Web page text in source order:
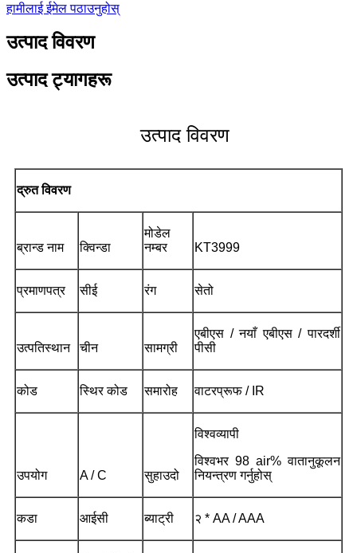
हामीलाई ईमेल पठाउनुहोस्
उत्पाद विवरण
उत्पाद ट्यागहरू
उत्पाद विवरण
द्रुत विवरण
ब्रान्ड नाम क्विन्डा
मोडेल
नम्बर
KT3999
प्रमाणपत्र सीई रंग सेतो
उत्पतिस्थान चीन सामग्री
एबीएस / नयाँ एबीएस / पारदर्शी
पीसी
कोड स्थिर कोड समारोह वाटरप्रूफ / IR
उपयोग A / C सुहाउदो
विश्वव्यापी
विश्वभर 98 air% वातानुकूलन
नियन्त्रण गर्नुहोस्
कडा आईसी ब्याट्री २ * AA / AAA